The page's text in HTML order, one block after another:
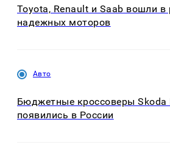
Toyota, Renault и Saab вошли в
надежных моторов
Авто
Бюджетные кроссоверы Skoda
появились в России